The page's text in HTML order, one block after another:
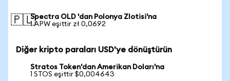
🇵🇱Spectra OLD 'dan Polonya Zlotisi'na
1 APW eşittir zł 0,0692
Diğer kripto paraları USD'ye dönüştürün
Stratos Token'dan Amerikan Doları'na
1 STOS eşittir $0,004643